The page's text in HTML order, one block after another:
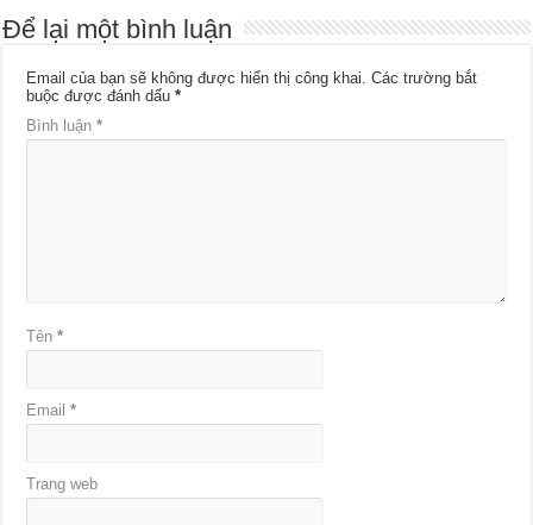
Để lại một bình luận
Email của bạn sẽ không được hiển thị công khai. Các trường bắt
buộc được đánh dấu*
Bình luận*
Tên*
Email*
Trang web